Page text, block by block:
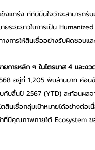
ข็งแกร่ง ทีทีบีมั่นใจว่าจะสามาร
ายระยะยาวในการเป็น
งการให้สินเชื่ออย่างรับผิดชอบ
ยการหลัก ๆ ในไตรมาส 4 และ
อยู่ที่ 1,205 พันล้านบาท ค่อ
บสิ้นปี 2567 (YTD) สะท้อนผล
สินเชื่อกลุ่มเป้าหมายได้อย่างต่อ
มีคุณภาพภายใต้ Ecosystem ข